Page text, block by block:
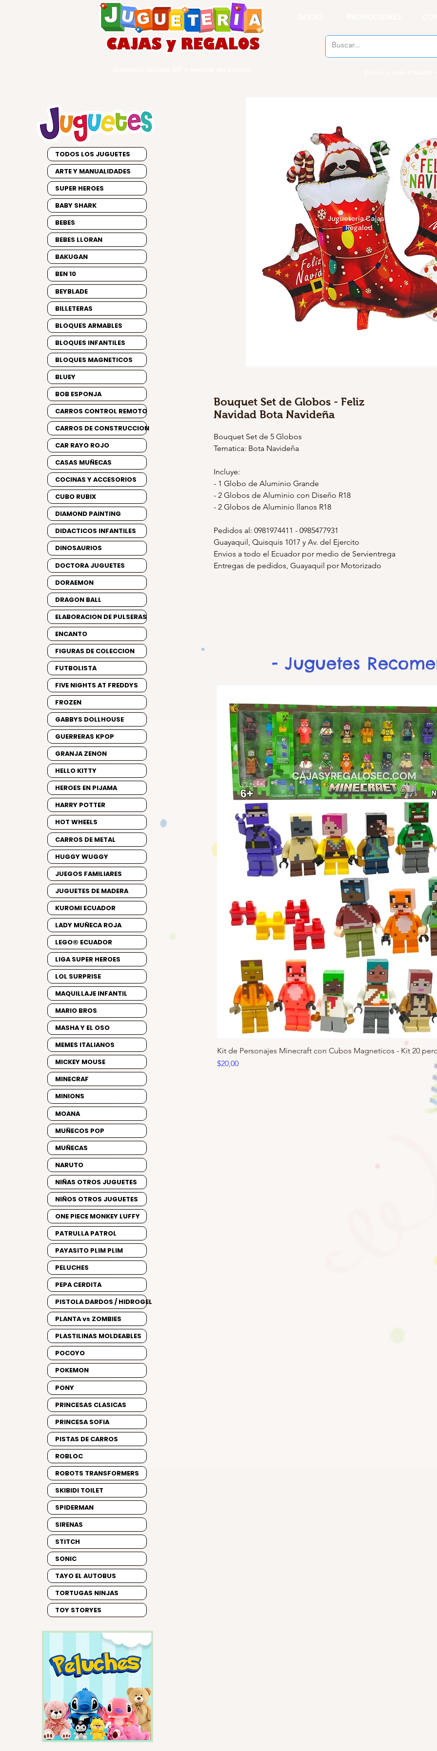
Bouquet Set de Globos - Feliz
Navidad Bota Navideña
Bouquet Set de 5 Globos
Tematica: Bota Navideña
Incluye:
- 1 Globo de Aluminio Grande
- 2 Globos de Aluminio con Diseño R18
- 2 Globos de Aluminio llanos R18
Pedidos al: 0981974411 - 0985477931
Guayaquil, Quisquis 1017 y Av. del Ejercito
Envios a todo el Ecuador por medio de Servientrega
Entregas de pedidos, Guayaquil por Motorizado
Kit de Personajes Minecraft con Cubos Magneticos - Kit 20
Precio
$20,00
- Juguetes
TODOS LOS JUGUETES
ARTE Y MANUALIDADES
SUPER HEROES
BABY SHARK
BEBES
BEBES LLORAN
BAKUGAN
BEN 10
BEYBLADE
BILLETERAS
BLOQUES ARMABLES
BLOQUES INFANTILES
BLOQUES MAGNETICOS
BLUEY
BOB ESPONJA
CARROS CONTROL REMOTO
CARROS DE CONSTRUCCION
CAR RAYO ROJO
CASAS MUÑECAS
COCINAS Y ACCESORIOS
CUBO RUBIX
DIAMOND PAINTING
DIDACTICOS INFANTILES
DINOSAURIOS
DOCTORA JUGUETES
DORAEMON
DRAGON BALL
ELABORACION DE PULSERAS
ENCANTO
FIGURAS DE COLECCION
FUTBOLISTA
FIVE NIGHTS AT FREDDYS
FROZEN
GABBYS DOLLHOUSE
GUERRERAS KPOP
GRANJA ZENON
HELLO KITTY
HEROES EN PIJAMA
HARRY POTTER
HOT WHEELS
CARROS DE METAL
HUGGY WUGGY
JUEGOS FAMILIARES
JUGUETES DE MADERA
KUROMI ECUADOR
LADY MUÑECA ROJA
LEGO® ECUADOR
LIGA SUPER HEROES
LOL SURPRISE
MAQUILLAJE INFANTIL
MARIO BROS
MASHA Y EL OSO
MEMES ITALIANOS
MICKEY MOUSE
MINECRAF
MINIONS
MOANA
MUÑECOS POP
MUÑECAS
NARUTO
NIÑAS OTROS JUGUETES
NIÑOS OTROS JUGUETES
ONE PIECE MONKEY LUFFY
PATRULLA PATROL
PAYASITO PLIM PLIM
PELUCHES
PEPA CERDITA
PISTOLA DARDOS / HIDROGEL
PLANTA vs ZOMBIES
PLASTILINAS MOLDEABLES
POCOYO
POKEMON
PONY
PRINCESAS CLASICAS
PRINCESA SOFIA
PISTAS DE CARROS
ROBLOC
ROBOTS TRANSFORMERS
SKIBIDI TOILET
SPIDERMAN
SIRENAS
STITCH
SONIC
TAYO EL AUTOBUS
TORTUGAS NINJAS
TOY STORYES